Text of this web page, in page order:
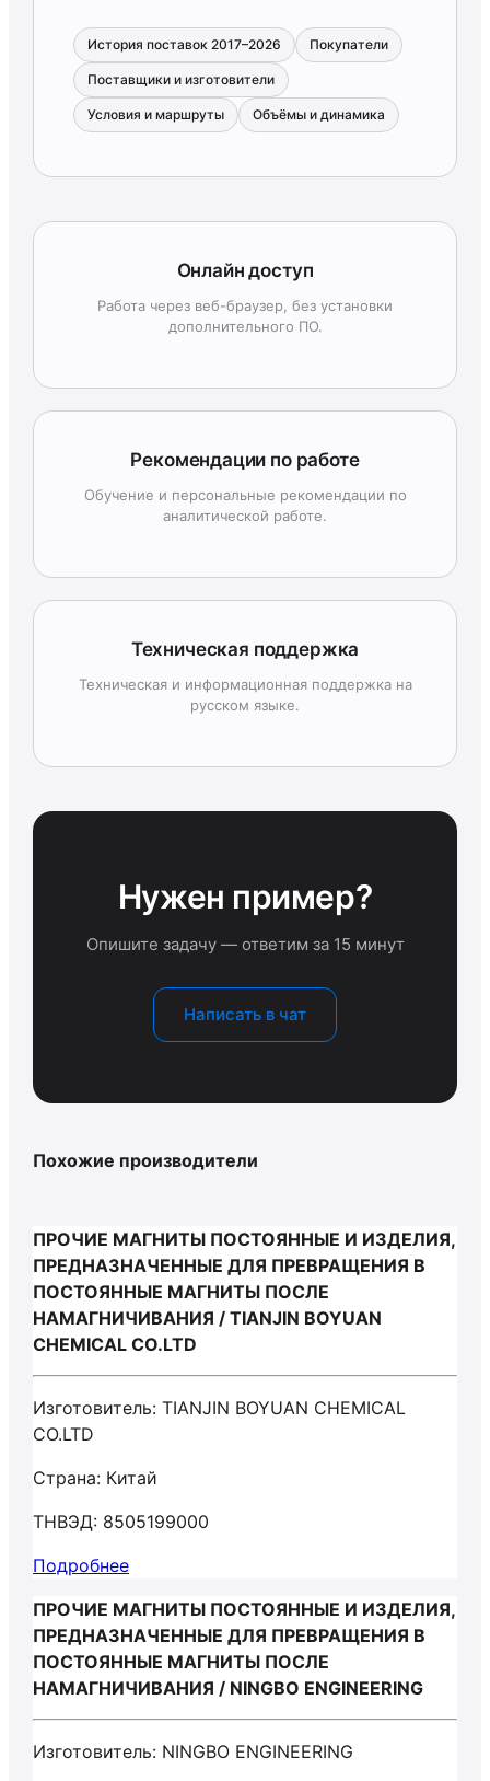
История поставок 2017–2026 Покупатели
Поставщики и изготовители
Условия и маршруты Объёмы и динамика
Онлайн доступ
Работа через веб-браузер, без установки
дополнительного ПО.
Рекомендации по работе
Обучение и персональные рекомендации по
аналитической работе.
Техническая поддержка
Техническая и информационная поддержка на
русском языке.
Нужен пример?
Опишите задачу — ответим за 15 минут
Написать в чат
Похожие производители
ПРОЧИЕ МАГНИТЫ ПОСТОЯННЫЕ И ИЗДЕЛИЯ,
ПРЕДНАЗНАЧЕННЫЕ ДЛЯ ПРЕВРАЩЕНИЯ В
ПОСТОЯННЫЕ МАГНИТЫ ПОСЛЕ
НАМАГНИЧИВАНИЯ / TIANJIN BOYUAN
CHEMICAL CO.LTD
Изготовитель: TIANJIN BOYUAN CHEMICAL
CO.LTD
Страна: Китай
ТНВЭД: 8505199000
Подробнее
ПРОЧИЕ МАГНИТЫ ПОСТОЯННЫЕ И ИЗДЕЛИЯ,
ПРЕДНАЗНАЧЕННЫЕ ДЛЯ ПРЕВРАЩЕНИЯ В
ПОСТОЯННЫЕ МАГНИТЫ ПОСЛЕ
НАМАГНИЧИВАНИЯ / NINGBO ENGINEERING
Изготовитель: NINGBO ENGINEERING